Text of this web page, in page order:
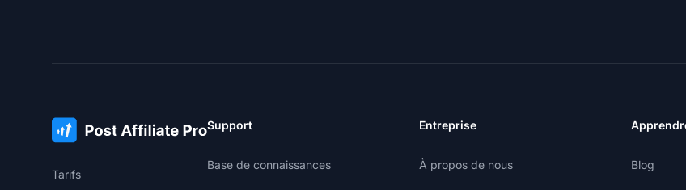
Tarifs
Support
Base de connaissances
Entreprise
À propos de nous Blog